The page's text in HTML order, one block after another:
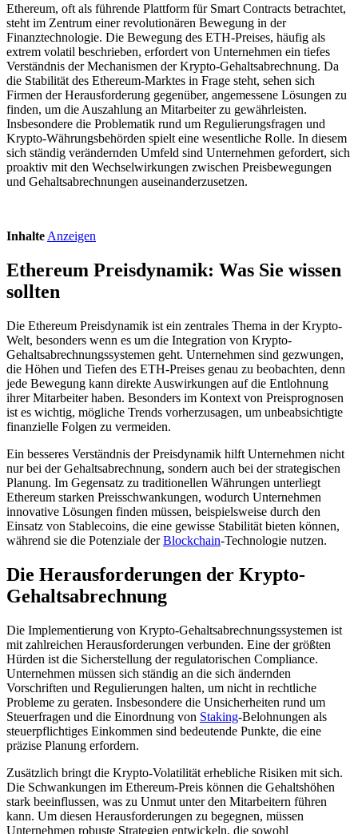
Ethereum, oft als führende Plattform für Smart Contracts betrachtet,
steht im Zentrum einer revolutionären Bewegung in der
Finanztechnologie. Die Bewegung des ETH-Preises, häufig als
extrem volatil beschrieben, erfordert von Unternehmen ein tiefes
Verständnis der Mechanismen der Krypto-Gehaltsabrechnung. Da
die Stabilität des Ethereum-Marktes in Frage steht, sehen sich
Firmen der Herausforderung gegenüber, angemessene Lösungen zu
finden, um die Auszahlung an Mitarbeiter zu gewährleisten.
Insbesondere die Problematik rund um Regulierungsfragen und
Krypto-Währungsbehörden spielt eine wesentliche Rolle. In diesem
sich ständig verändernden Umfeld sind Unternehmen gefordert, sich
proaktiv mit den Wechselwirkungen zwischen Preisbewegungen
und Gehaltsabrechnungen auseinanderzusetzen.
Inhalte Anzeigen
Ethereum Preisdynamik: Was Sie wissen
sollten
Die Ethereum Preisdynamik ist ein zentrales Thema in der Krypto-
Welt, besonders wenn es um die Integration von Krypto-
Gehaltsabrechnungssystemen geht. Unternehmen sind gezwungen,
die Höhen und Tiefen des ETH-Preises genau zu beobachten, denn
jede Bewegung kann direkte Auswirkungen auf die Entlohnung
ihrer Mitarbeiter haben. Besonders im Kontext von Preisprognosen
ist es wichtig, mögliche Trends vorherzusagen, um unbeabsichtigte
finanzielle Folgen zu vermeiden.
Ein besseres Verständnis der Preisdynamik hilft Unternehmen nicht
nur bei der Gehaltsabrechnung, sondern auch bei der strategischen
Planung. Im Gegensatz zu traditionellen Währungen unterliegt
Ethereum starken Preisschwankungen, wodurch Unternehmen
innovative Lösungen finden müssen, beispielsweise durch den
Einsatz von Stablecoins, die eine gewisse Stabilität bieten können,
während sie die Potenziale derBlockchain-Technologie nutzen.
Die Herausforderungen der Krypto-
Gehaltsabrechnung
Die Implementierung von Krypto-Gehaltsabrechnungssystemen ist
mit zahlreichen Herausforderungen verbunden. Eine der größten
Hürden ist die Sicherstellung der regulatorischen Compliance.
Unternehmen müssen sich ständig an die sich ändernden
Vorschriften und Regulierungen halten, um nicht in rechtliche
Probleme zu geraten. Insbesondere die Unsicherheiten rund um
Steuerfragen und die Einordnung von Staking-Belohnungen als
steuerpflichtiges Einkommen sind bedeutende Punkte, die eine
präzise Planung erfordern.
Zusätzlich bringt die Krypto-Volatilität erhebliche Risiken mit sich.
Die Schwankungen im Ethereum-Preis können die Gehaltshöhen
stark beeinflussen, was zu Unmut unter den Mitarbeitern führen
kann. Um diesen Herausforderungen zu begegnen, müssen
Unternehmen robuste Strategien entwickeln, die sowohl